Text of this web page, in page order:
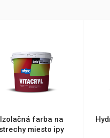
Izolačná farba na
miesto ipy